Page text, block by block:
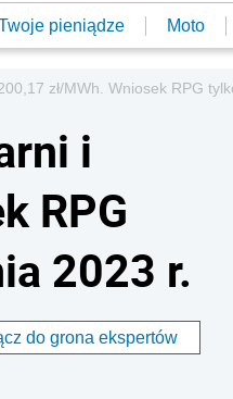
pieniądze Moto
zł/MWh. Wniosek RPG
i
RPG
2023 r.
do grona ekspertów